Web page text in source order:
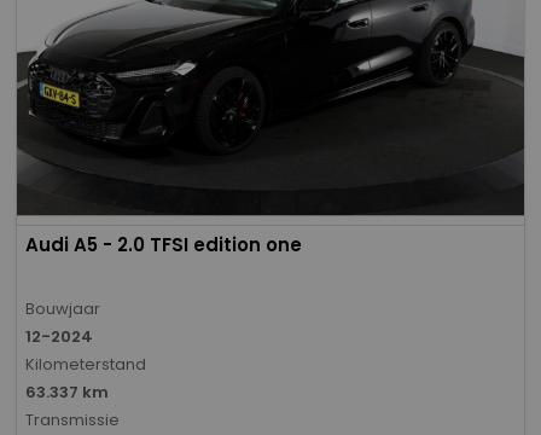
Audi A5 - 2.0 TFSI edition one
Bouwjaar
12-2024
Kilometerstand
63.337 km
Transmissie